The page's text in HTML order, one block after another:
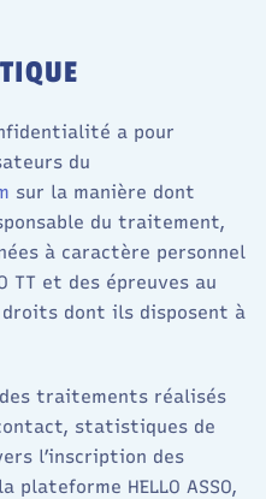
a pour
du
sur la manière dont
du traitement,
à caractère personnel
TT et des épreuves au
dont ils disposent à
des traitements réalisés
statistiques de
l’inscription des
HELLO ASSO,